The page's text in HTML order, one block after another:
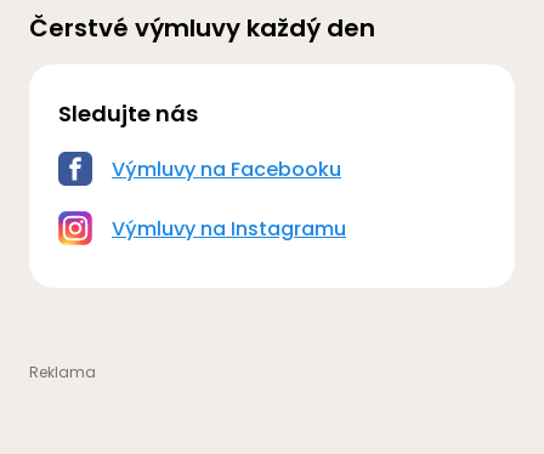
Čerstvé výmluvy každý den
Sledujte nás
Výmluvy na Facebooku
Výmluvy na Instagramu